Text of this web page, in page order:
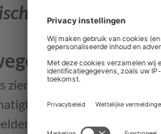
overwegingen
zien welke waarden er in
autonomie,
In dit geval: een te